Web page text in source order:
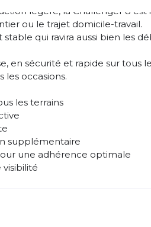
légère, la Challenger 8 est
ou le trajet domicile-travail.
qui ravira aussi bien les
en sécurité et rapide sur tous
occasions.
les terrains
supplémentaire
une adhérence optimale